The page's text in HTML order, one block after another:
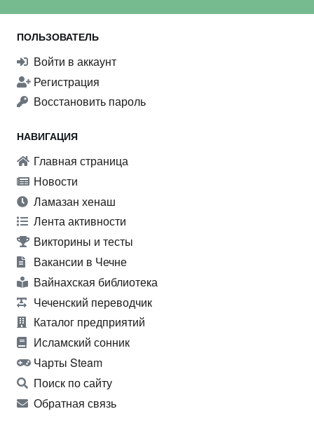
ПОЛЬЗОВАТЕЛЬ
Войти в аккаунт
Регистрация
Восстановить пароль
НАВИГАЦИЯ
Главная страница
Новости
Ламазан хенаш
Лента активности
Викторины и тесты
Вакансии в Чечне
Вайнахская библиотека
Чеченский переводчик
Каталог предприятий
Исламский сонник
Чарты Steam
Поиск по сайту
Обратная связь